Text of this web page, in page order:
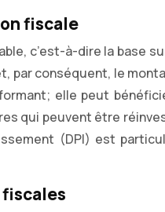
fiscale
c’est-à-dire la base
conséquent, le
elle peut
qui peuvent être
(DPI) est